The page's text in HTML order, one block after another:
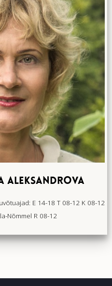
ALEKSANDROVA
E 14-18 T 08-12 K 08-12
Nõmmel R 08-12